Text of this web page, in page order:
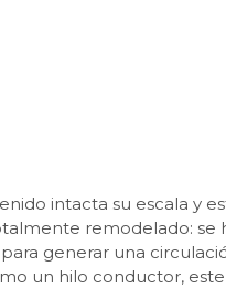
intacta su escala y
remodelado: se
generar una
un hilo conductor,